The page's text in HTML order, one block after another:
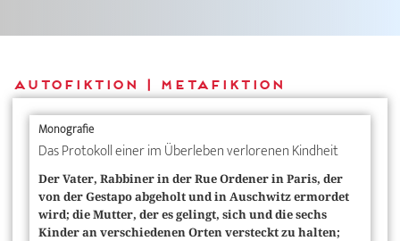
Autofiktion | Metafiktion
Monografie
Das Protokoll einer im Überleben verlorenen Kindheit
Der Vater, Rabbiner in der Rue Ordener in Paris, der
von der Gestapo abgeholt und in Auschwitz ermordet
wird; die Mutter, der es gelingt, sich und die sechs
Kinder an verschiedenen Orten versteckt zu halten;